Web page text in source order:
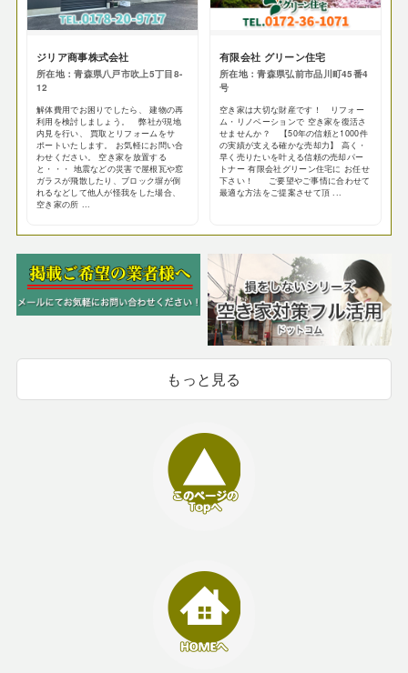
ジリア商事株式会社
所在地：青森県八戸市吹上5丁目8-
12
解体費用でお困りでしたら、 建物の再
利用を検討しましょう。 弊社が現地
内見を行い、 買取とリフォームをサ
ポートいたします。 お気軽にお問い合
わせください。 空き家を放置する
と・・・ 地震などの災害で屋根瓦や窓
ガラスが飛散したり、ブロック塀が倒
れるなどして他人が怪我をした場合、
空き家の所 ...
有限会社 グリーン住宅
所在地：青森県弘前市品川町45番4
号
空き家は大切な財産です！ リフォー
ム・リノベーションで 空き家を復活さ
せませんか？ 【50年の信頼と1000件
の実績が支える確かな売却力】 高く・
早く売りたいを叶える信頼の売却パー
トナー 有限会社グリーン住宅に お任せ
下さい！ ご要望やご事情に合わせて
最適な方法をご提案させて頂 ...
もっと見る